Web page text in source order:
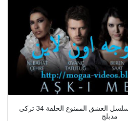
موجة اون لاين مشاهدة مسلسل العشق الممنوع الحلقة 34 تركى
مدبلج